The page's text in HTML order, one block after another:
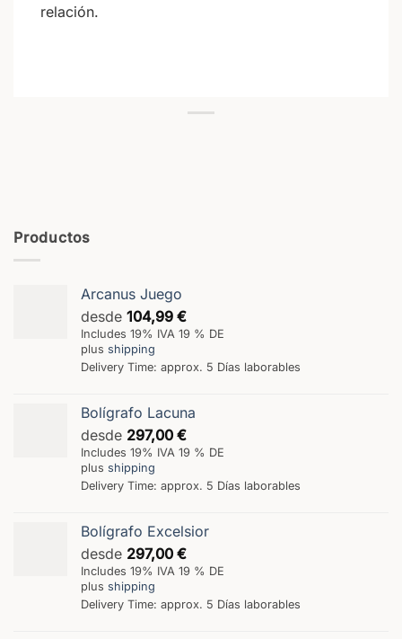
relación.
Productos
Arcanus Juego
desde 104,99 €
Includes 19% IVA 19 % DE
plus shipping
Delivery Time: approx. 5 Días laborables
Bolígrafo Lacuna
desde 297,00 €
Includes 19% IVA 19 % DE
plus shipping
Delivery Time: approx. 5 Días laborables
Bolígrafo Excelsior
desde 297,00 €
Includes 19% IVA 19 % DE
plus shipping
Delivery Time: approx. 5 Días laborables